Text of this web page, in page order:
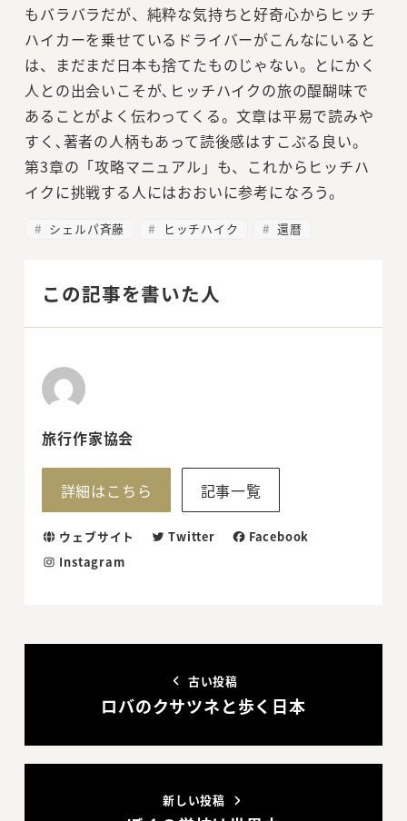
もバラバラだが、純粋な気持ちと好奇心からヒッチ
ハイカーを乗せているドライバーがこんなにいると
は、まだまだ日本も捨てたものじゃない。とにかく
人との出会いこそが､ヒッチハイクの旅の醍醐味で
あることがよく伝わってくる。文章は平易で読みや
すく､著者の人柄もあって読後感はすこぶる良い。
第3章の「攻略マニュアル」も、これからヒッチハ
イクに挑戦する人にはおおいに参考になろう。
シェルパ斉藤 ヒッチハイク 還暦
この記事を書いた人
旅行作家協会
詳細はこちら 記事一覧
ウェブサイト Twitter
Facebook
Instagram
古い投稿
ロバのクサツネと歩く日本
新しい投稿